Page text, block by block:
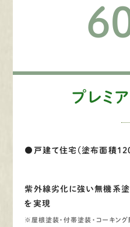
プレミ
●戸建て住宅（塗布面積120
紫外線劣化に強い無機系塗
を実現
※屋根塗装・付帯塗装・コーキング